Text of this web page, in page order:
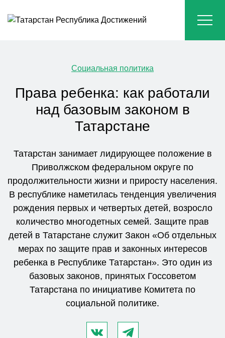
Социальная политика
Права ребенка: как работали
над базовым законом в
Татарстане
Татарстан занимает лидирующее положение в
Приволжском федеральном округе по
продолжительности жизни и приросту населения.
В республике наметилась тенденция увеличения
рождения первых и четвертых детей, возросло
количество многодетных семей. Защите прав
детей в Татарстане служит Закон «Об отдельных
мерах по защите прав и законных интересов
ребенка в Республике Татарстан». Это один из
базовых законов, принятых Госсоветом
Татарстана по инициативе Комитета по
социальной политике.